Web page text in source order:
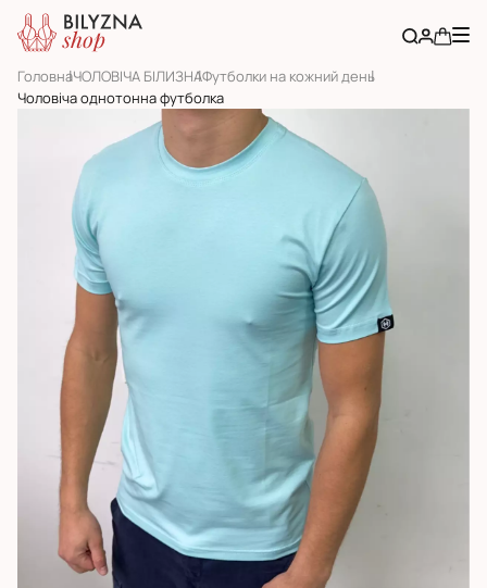
ГоловнаЧОЛОВІЧА БІЛИЗНАФутболки на кожний день
Чоловіча однотонна футболка